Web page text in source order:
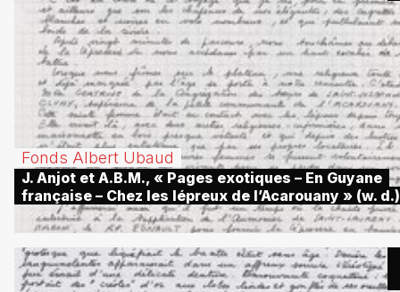
Fonds Albert Ubaud
J. Anjot et A.B.M., « Pages exotiques – En Guyane
française – Chez les lépreux de l’Acarouany » (w. d.)